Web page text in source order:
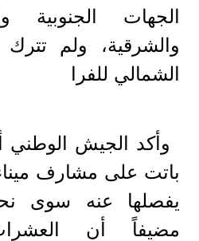
الجهات الجنوبية
والشرقية، ولم
الشمالي للفرا
وأكد الجيش الوطني
باتت على مشارف
مضيفاً أن